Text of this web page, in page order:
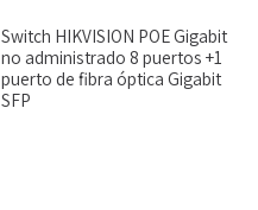
Switch HIKVISION POE Gigabit
no administrado 8 puertos +1
puerto de fibra óptica Gigabit
SFP